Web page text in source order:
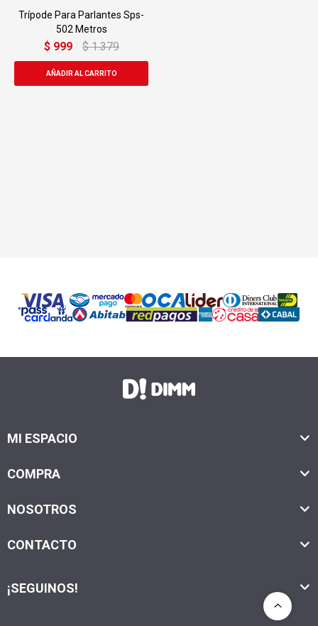
Trípode Para Parlantes Sps-
502 Metros
$ 999 $ 1.379
MI ESPACIO
COMPRA
NOSOTROS
CONTACTO
¡SEGUINOS!